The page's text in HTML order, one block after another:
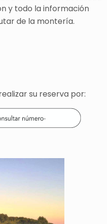
y todo la información
de la montería.
su reserva por: